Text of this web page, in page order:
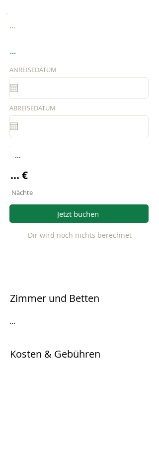
...
...
ANREISEDATUM
ABREISEDATUM
...
... €
Nächte
Jetzt buchen
Dir wird noch nichts berechnet
Zimmer und Betten
...
Kosten & Gebühren